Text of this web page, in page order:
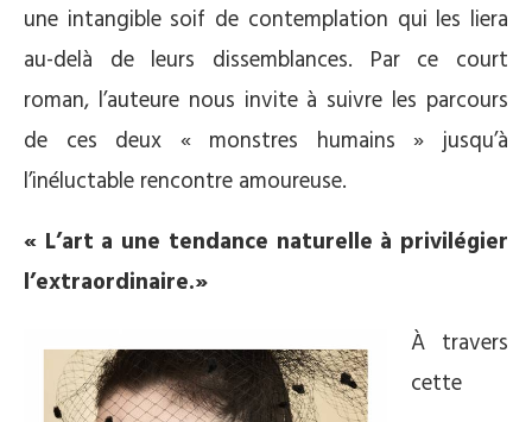
une intangible soif de contemplation qui les liera
au-delà de leurs dissemblances. Par ce court
roman, l’auteure nous invite à suivre les parcours
de ces deux « monstres humains » jusqu’à
l’inéluctable rencontre amoureuse.
« L’art a une tendance naturelle à privilégier
l’extraordinaire.»
À travers
cette